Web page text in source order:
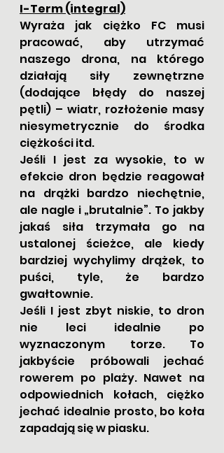
I-Term (integral)
Wyraża jak ciężko FC musi
pracować, aby utrzymać
naszego drona, na którego
działają siły zewnętrzne
(dodające błędy do naszej
pętli) – wiatr, rozłożenie masy
niesymetrycznie do środka
ciężkości itd.
Jeśli I jest za wysokie, to w
efekcie dron będzie reagował
na drążki bardzo niechętnie,
ale nagle i „brutalnie”. To jakby
jakaś siła trzymała go na
ustalonej ścieżce, ale kiedy
bardziej wychylimy drążek, to
puści, tyle, że bardzo
gwałtownie.
Jeśli I jest zbyt niskie, to dron
nie leci idealnie po
wyznaczonym torze. To
jakbyście próbowali jechać
rowerem po plaży. Nawet na
odpowiednich kołach, ciężko
jechać idealnie prosto, bo koła
zapadają się w piasku.